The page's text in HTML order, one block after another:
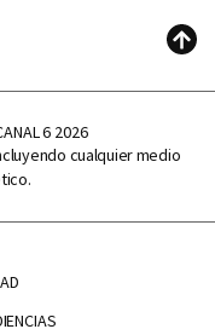
6 2026
cualquier medio